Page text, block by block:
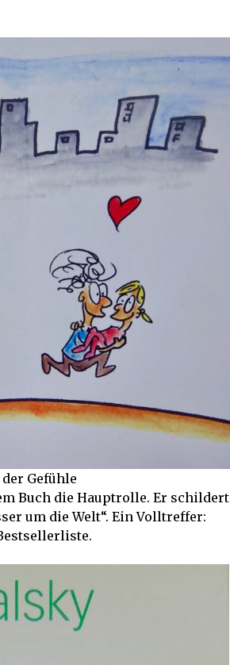
Gefühle
Buch die Hauptrolle. Er schildert
um die Welt“. Ein Volltreffer: